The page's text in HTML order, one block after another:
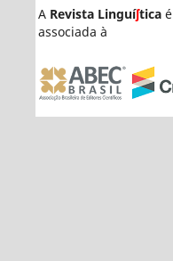
A Revista Linguíʃticaé
associada à